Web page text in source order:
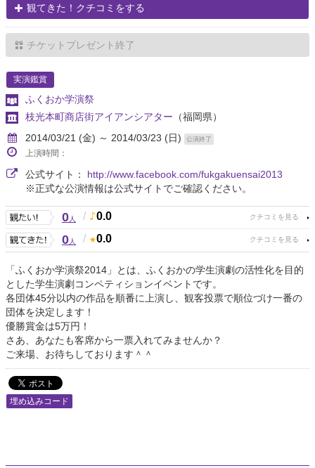
観てきた！クチコミをする
チケットプレゼント終了
実演鑑賞
ふくおか学演祭
枝光本町商店街アイアンシアター （福岡県）
2014/03/21 (金) ～ 2014/03/23 (日)
公演終了
上演時間：
公式サイト： http://www.facebook.com/fukgakuensai2013
※正式な公演情報は公式サイトでご確認ください。
0人 / 0.0
0人 / 0.0
「ふくおか学演祭2014」とは、ふくおかの学生演劇の活性化を目的
とした学生演劇コンペティションイベントです。
各団体45分以内の作品を順番に上演し、観客投票で順位づけ一番の
団体を決定します！
優勝賞金は5万円！
さあ、あなたも客席から一票入れてみませんか？
ご来場、お待ちしております＾＾
埋め込みコード